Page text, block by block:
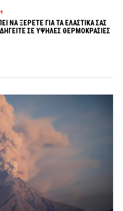
ΝΑ ΞΕΡΕΤΕ ΓΙΑ ΤΑ ΕΛΑΣΤΙΚΑ ΣΑΣ
ΣΕ ΥΨΗΛΕΣ ΘΕΡΜΟΚΡΑΣΙΕΣ